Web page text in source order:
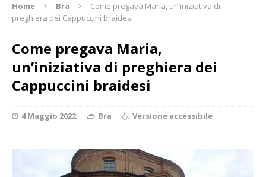
Home Bra
Come pregava Maria, un’iniziativa di
preghiera dei Cappuccini braidesi
Come pregava Maria,
un’iniziativa di preghiera dei
Cappuccini braidesi
4 Maggio 2022 Bra Versione accessibile